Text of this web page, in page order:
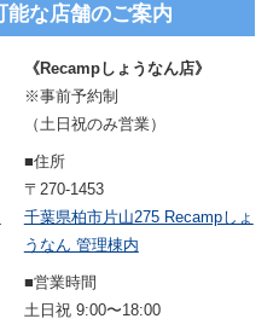
能な店舗のご案内
《Recampしょうなん店》
※事前予約制
（土日祝のみ営業）
■住所
〒270-1453
千葉県柏市片山275 Recampしょ
うなん 管理棟内
■営業時間
土日祝 9:00〜18:00